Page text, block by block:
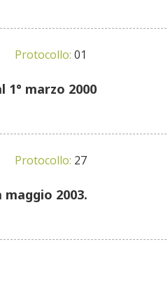
Protocollo: 01
1° marzo 2000
Protocollo: 27
2003.